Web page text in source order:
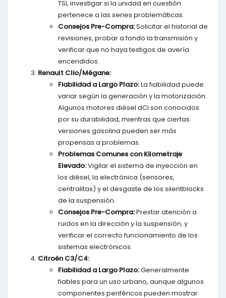
TSI, investigar si la unidad en cuestión
pertenece a las series problemáticas.
Consejos Pre-Compra:Solicitar el historial de
revisiones, probar a fondo la transmisión y
verificar que no haya testigos de avería
encendidos.
Renault Clio/Mégane:
Fiabilidad a Largo Plazo:La fiabilidad puede
variar según la generación y la motorización.
Algunos motores diésel dCi son conocidos
por su durabilidad, mientras que ciertas
versiones gasolina pueden ser más
propensas a problemas.
Problemas Comunes con Kilometraje
Elevado:Vigilar el sistema de inyección en
los diésel, la electrónica (sensores,
centralitas) y el desgaste de los silentblocks
de la suspensión.
Consejos Pre-Compra:Prestar atención a
ruidos en la dirección y la suspensión, y
verificar el correcto funcionamiento de los
sistemas electrónicos.
Citroën C3/C4:
Fiabilidad a Largo Plazo:Generalmente
fiables para un uso urbano, aunque algunos
componentes periféricos pueden mostrar